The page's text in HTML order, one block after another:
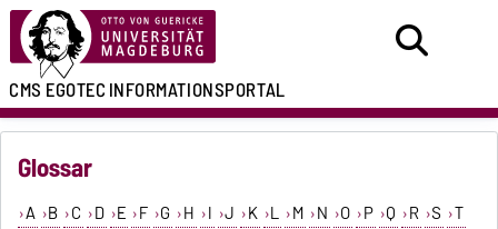
CMS EGOTECINFORMATIONSPORTAL
Glossar
A B C D E F G H I J K L M N O P Q R S T